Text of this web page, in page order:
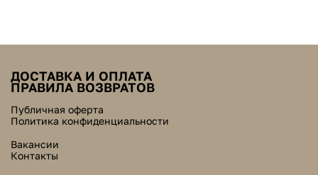
ДОСТАВКА И ОПЛАТА
ПРАВИЛА ВОЗВРАТОВ
Публичная оферта
Политика конфиденциальности
Вакансии
Контакты